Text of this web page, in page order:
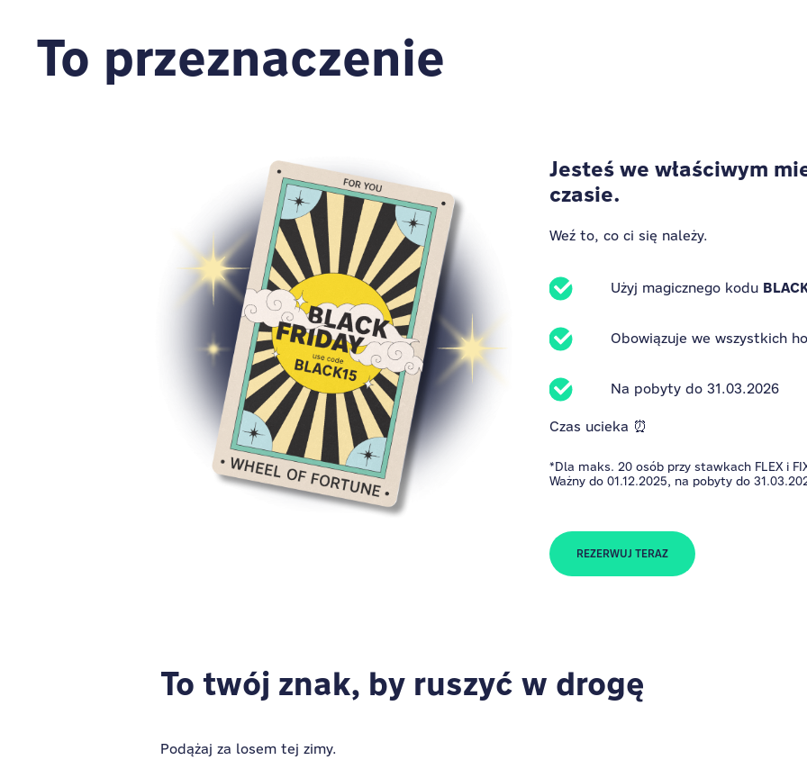
To przeznaczenie
Jesteś we właściwym
czasie.
Weź to, co ci się należy.
Użyj magicznego kodu
Obowiązuje we wszystkich
Na pobyty do 31.03.2026
Czas ucieka ⏰
*Dla maks. 20 osób przy stawkach FLEX i
Ważny do 01.12.2025, na pobyty do
REZERWUJ TERAZ
To twój znak, by ruszyć w drogę
Podążaj za losem tej zimy.